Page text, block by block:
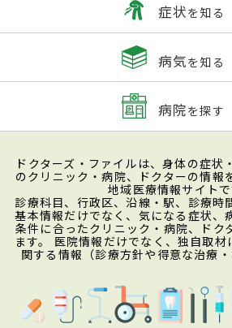
症状を知る
病気を知る
病院を探す
ドクターズ・ファイルは、身体の症状
のクリニック・病院、ドクターの情報
地域医療情報サイトで
診療科目、行政区、沿線・駅、診療時
基本情報だけでなく、気になる症状、
条件に合ったクリニック・病院、ドク
ます。 医院情報だけでなく、独自取材
関する情報（診療方針や得意な治療・